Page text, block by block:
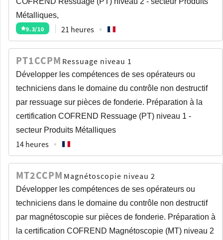
Métalliques,
9.3/10 21 heures
PT1CCPM Ressuage niveau 1
Développer les compétences de ses opérateurs ou
techniciens dans le domaine du contrôle non destructif
par ressuage sur pièces de fonderie. Préparation à la
certification COFREND Ressuage (PT) niveau 1 -
secteur Produits Métalliques
14 heures
MT2CCPM Magnétoscopie niveau 2
Développer les compétences de ses opérateurs ou
techniciens dans le domaine du contrôle non destructif
par magnétoscopie sur pièces de fonderie. Préparation à
la certification COFREND Magnétoscopie (MT) niveau 2